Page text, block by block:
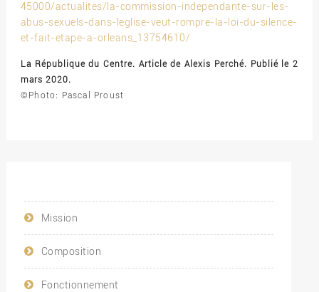
45000/actualites/la-commission-independante-sur-les-
abus-sexuels-dans-leglise-veut-rompre-la-loi-du-silence-
et-fait-etape-a-orleans_13754610/
La République du Centre. Article de Alexis Perché. Publié le 2
mars 2020.
©Photo: Pascal Proust
Mission
Composition
Fonctionnement